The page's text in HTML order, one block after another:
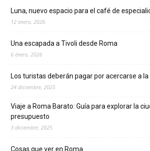
Luna, nuevo espacio para el café de
12 enero, 2026
Una escapada a Tivoli desde Roma
6 enero, 2026
Los turistas deberán pagar por acercarse a la
24 diciembre, 2025
Viaje a Roma Barato: Guía para explorar la
presupuesto
3 diciembre, 2025
Cosas que ver en Roma